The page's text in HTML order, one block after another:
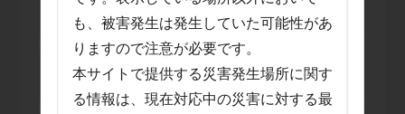
【発表】竜巻注意情報
2026年7月11日 4:22
【発表】竜巻注意情報
も、被害発生は発生していた可能性があ
りますので注意が必要です。
本サイトで提供する災害発生場所に関す
る情報は、現在対応中の災害に対する最